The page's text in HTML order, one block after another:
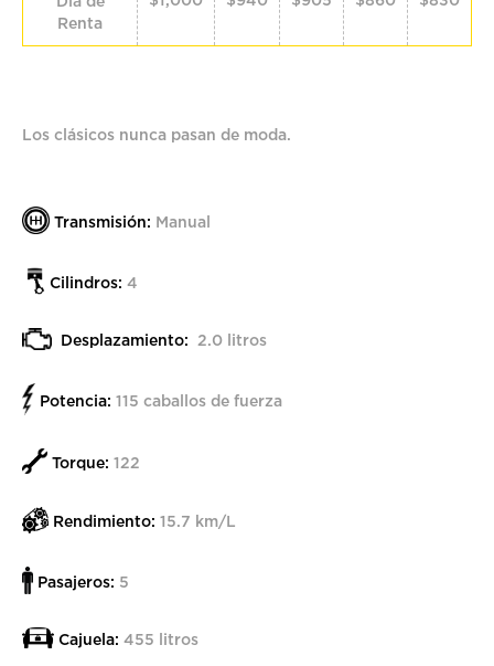
Renta
Los clásicos nunca pasan de moda.
Transmisión: Manual
Cilindros: 4
Desplazamiento: 2.0 litros
Potencia: 115 caballos de fuerza
Torque: 122
Rendimiento: 15.7 km/L
Pasajeros: 5
Cajuela: 455 litros